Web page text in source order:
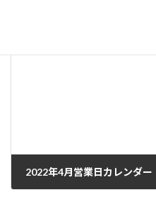
2022年4月営業日カレンダー